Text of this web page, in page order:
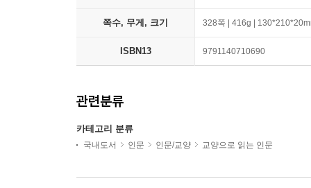
쪽수, 무게, 크기 328쪽 | 416g |
ISBN13 9791140710690
관련분류
카테고리 분류
국내도서 인문 인문/교양 교양으로 읽는 인문